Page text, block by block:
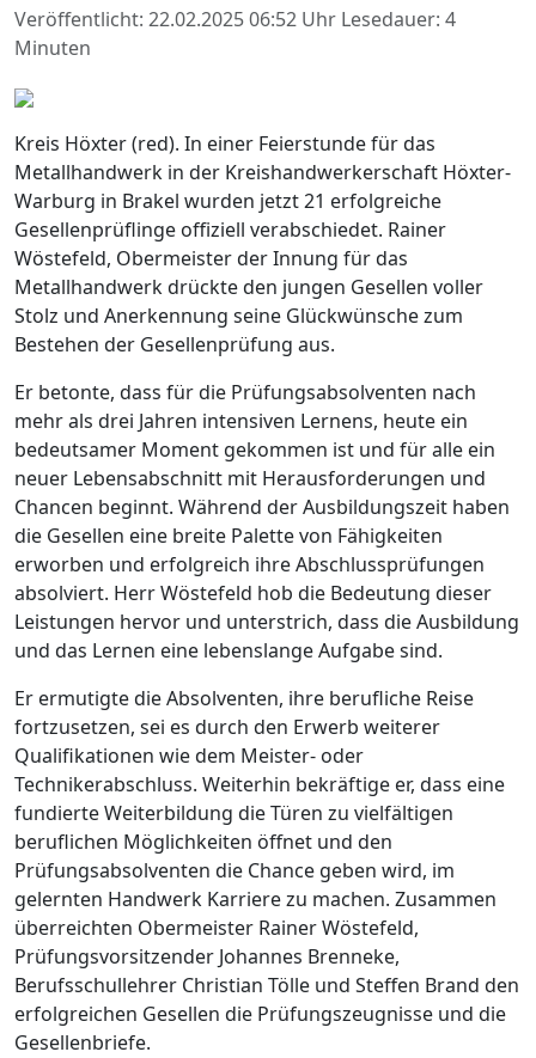
Veröffentlicht: 22.02.2025 06:52 Uhr Lesedauer: 4
Minuten
Kreis Höxter (red). In einer Feierstunde für das
Metallhandwerk in der Kreishandwerkerschaft Höxter-
Warburg in Brakel wurden jetzt 21 erfolgreiche
Gesellenprüflinge offiziell verabschiedet. Rainer
Wöstefeld, Obermeister der Innung für das
Metallhandwerk drückte den jungen Gesellen voller
Stolz und Anerkennung seine Glückwünsche zum
Bestehen der Gesellenprüfung aus.
Er betonte, dass für die Prüfungsabsolventen nach
mehr als drei Jahren intensiven Lernens, heute ein
bedeutsamer Moment gekommen ist und für alle ein
neuer Lebensabschnitt mit Herausforderungen und
Chancen beginnt. Während der Ausbildungszeit haben
die Gesellen eine breite Palette von Fähigkeiten
erworben und erfolgreich ihre Abschlussprüfungen
absolviert. Herr Wöstefeld hob die Bedeutung dieser
Leistungen hervor und unterstrich, dass die Ausbildung
und das Lernen eine lebenslange Aufgabe sind.
Er ermutigte die Absolventen, ihre berufliche Reise
fortzusetzen, sei es durch den Erwerb weiterer
Qualifikationen wie dem Meister- oder
Technikerabschluss. Weiterhin bekräftige er, dass eine
fundierte Weiterbildung die Türen zu vielfältigen
beruflichen Möglichkeiten öffnet und den
Prüfungsabsolventen die Chance geben wird, im
gelernten Handwerk Karriere zu machen. Zusammen
überreichten Obermeister Rainer Wöstefeld,
Prüfungsvorsitzender Johannes Brenneke,
Berufsschullehrer Christian Tölle und Steffen Brand den
erfolgreichen Gesellen die Prüfungszeugnisse und die
Gesellenbriefe.